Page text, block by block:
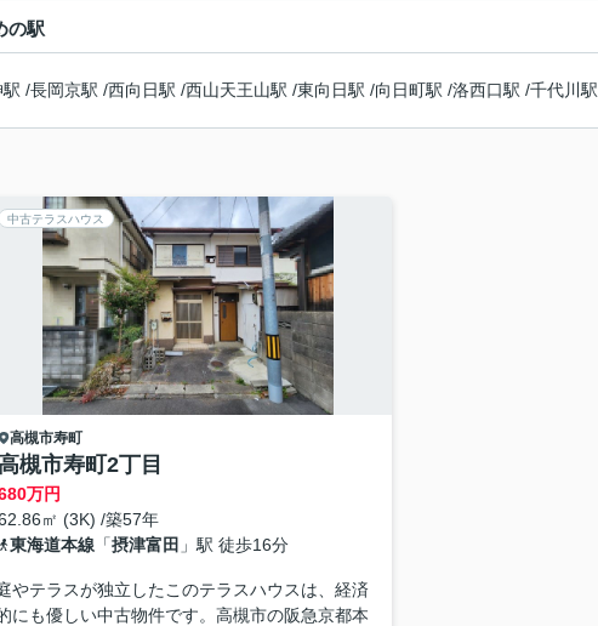
の駅
/長岡京駅 /西向日駅 /西山天王山駅 /東向日駅 /向日町駅 /洛西口駅 /千代川駅
中古テラスハウス
高槻市寿町
槻市寿町2丁目
万円
㎡ (3K) /築57年
東海道本線「摂津富田 」駅 徒歩16分
やテラスが独立したこのテラスハウスは、経済
にも優しい中古物件です。高槻市の阪急京都本